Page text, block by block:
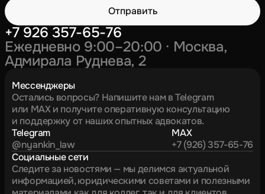
Отправить
+7 926 357-65-76
Ежедневно 9:00–20:00 · Москва,
Адмирала Руднева, 2
Мессенджеры
Остались вопросы? Напишите нам в Telegram
или MAX и получите оперативную консультацию
и поддержку от наших опытных адвокатов.
Telegram
@nyankin_law
MAX
+7 (926) 357-65-76
Социальные сети
Следите за новостями — мы делимся актуальной
информацией, юридическими советами и полезными